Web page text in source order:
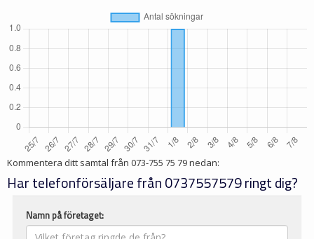
Kommentera ditt samtal från 073-755 75 79nedan:
Har telefonförsäljare från 0737557579 ringt dig?
Namn på företaget: